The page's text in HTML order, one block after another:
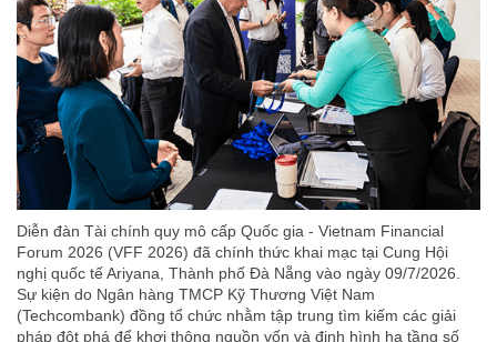
Diễn đàn Tài chính quy mô cấp Quốc gia - Vietnam Financial
Forum 2026 (VFF 2026) đã chính thức khai mạc tại Cung Hội
nghị quốc tế Ariyana, Thành phố Đà Nẵng vào ngày 09/7/2026.
Sự kiện do Ngân hàng TMCP Kỹ Thương Việt Nam
(Techcombank) đồng tổ chức nhằm tập trung tìm kiếm các giải
pháp đột phá để khơi thông nguồn vốn và định hình hạ tầng số